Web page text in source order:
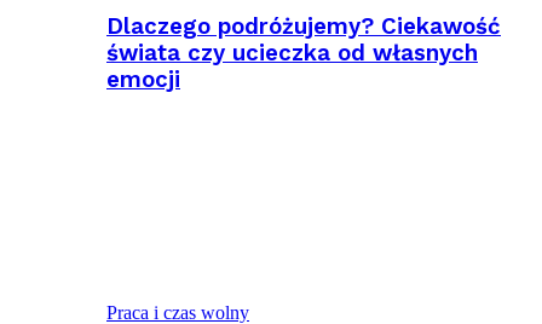
Dlaczego podróżujemy? Ciekawość
świata czy ucieczka od własnych
emocji
Praca i czas wolny